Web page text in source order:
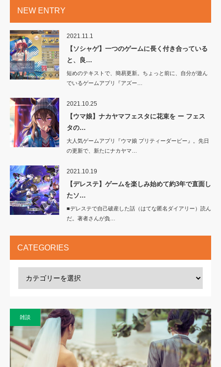
NEW ENTRY
2021.11.1
【ソシャゲ】一つのゲームに長く付き合っている
と、良…
短めのテキストで、簡易更新。ちょっと前に、自分が遊ん
でいるゲームアプリ『アズー…
2021.10.25
【ウマ娘】ナカヤマフェスタに花束を ー フェス
タの…
大人気ゲームアプリ『ウマ娘 プリティーダービー』。先日
の更新で、新たにナカヤマ…
2021.10.19
【デレステ】ゲームを楽しみ始めて約3年で直面し
たソ…
■デレステで自己破産した話（はてな匿名ダイアリー）読ん
だ。著者さんが負…
CATEGORIES
雑談